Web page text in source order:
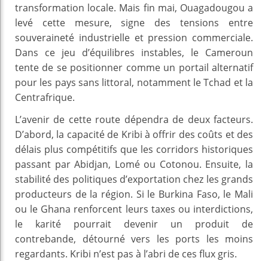
transformation locale. Mais fin mai, Ouagadougou a
levé cette mesure, signe des tensions entre
souveraineté industrielle et pression commerciale.
Dans ce jeu d’équilibres instables, le Cameroun
tente de se positionner comme un portail alternatif
pour les pays sans littoral, notamment le Tchad et la
Centrafrique.
L’avenir de cette route dépendra de deux facteurs.
D’abord, la capacité de Kribi à offrir des coûts et des
délais plus compétitifs que les corridors historiques
passant par Abidjan, Lomé ou Cotonou. Ensuite, la
stabilité des politiques d’exportation chez les grands
producteurs de la région. Si le Burkina Faso, le Mali
ou le Ghana renforcent leurs taxes ou interdictions,
le karité pourrait devenir un produit de
contrebande, détourné vers les ports les moins
regardants. Kribi n’est pas à l’abri de ces flux gris.